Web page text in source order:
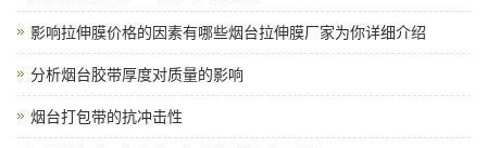
影响拉伸膜价格的因素有哪些烟台拉伸膜厂家为你详细介绍
分析烟台胶带厚度对质量的影响
烟台打包带的抗冲击性